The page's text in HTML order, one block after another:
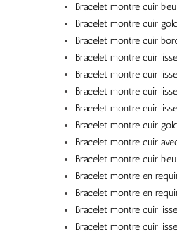
Bracelet montre cuir
Bracelet montre cuir
Bracelet montre cuir
Bracelet montre cuir
Bracelet montre cuir
Bracelet montre cuir
Bracelet montre cuir
Bracelet montre cuir
Bracelet montre cuir
Bracelet montre cuir bleu
Bracelet montre en
Bracelet montre en
Bracelet montre cuir
Bracelet montre cuir